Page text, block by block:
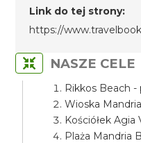
Link do tej strony:
https://
NASZE CELE
Rikkos Beach -
Wioska Mandria
Kościółek Agia
Plaża Mandria